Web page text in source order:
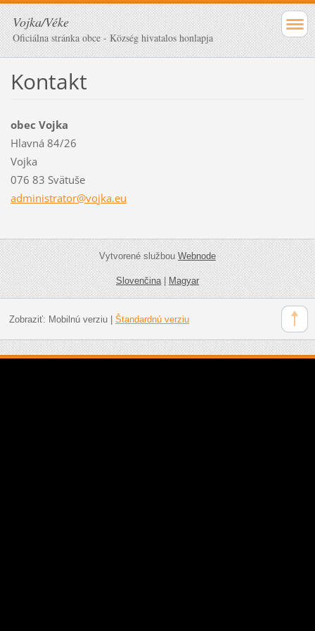
Vojka/Véke
Oficiálna stránka obce - Község hivatalos honlapja
Kontakt
obec Vojka
Hlavná 84/26
Vojka
076 83 Svätuše
administrator@vojka.eu
Vytvorené službouWebnode
Slovenčina|Magyar
Zobraziť: Mobilnú verziu| Štandardnú verziu